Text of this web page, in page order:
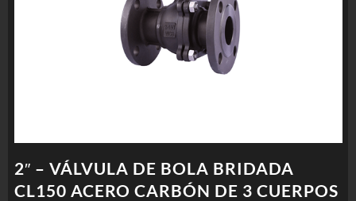
2″ – VÁLVULA DE BOLA BRIDADA
CL150 ACERO CARBÓN DE 3 CUERPOS